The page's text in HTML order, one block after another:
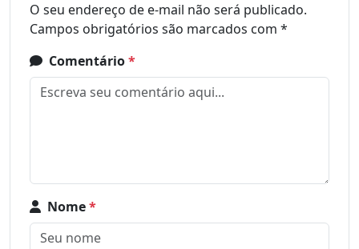
O seu endereço de e-mail não será publicado.
Campos obrigatórios são marcados com *
Comentário*
Nome*